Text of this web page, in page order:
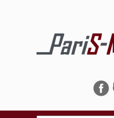
Navigation